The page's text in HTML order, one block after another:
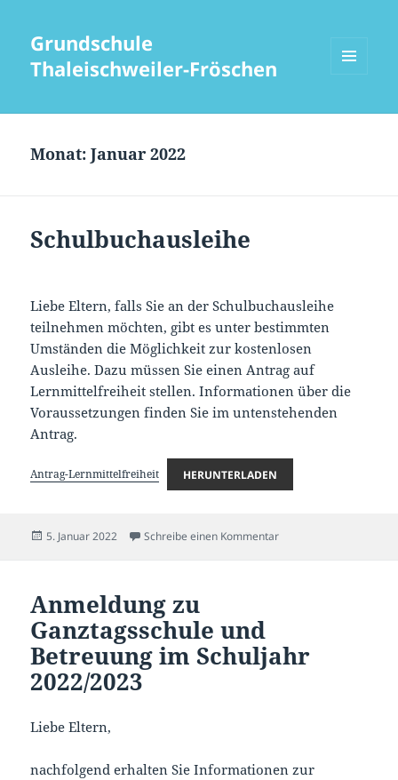
Grundschule
Thaleischweiler-Fröschen
WIDGETS
Monat:Januar 2022
Schulbuchausleihe
Liebe Eltern, falls Sie an der Schulbuchausleihe
teilnehmen möchten, gibt es unter bestimmten
Umständen die Möglichkeit zur kostenlosen
Ausleihe. Dazu müssen Sie einen Antrag auf
Lernmittelfreiheit stellen. Informationen über die
Voraussetzungen finden Sie im untenstehenden
Antrag.
Antrag-Lernmittelfreiheit HERUNTERLADEN
Veröffentlicht
5. Januar 2022 Schreibe einen Kommentarzu Schulbuchausleihe
Anmeldung zu
Ganztagsschule und
Betreuung im Schuljahr
2022/2023
Liebe Eltern,
nachfolgend erhalten Sie Informationen zur